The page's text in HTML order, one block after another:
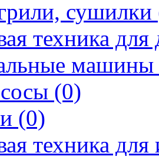
сушилки
техника
машины
(0)
(0)
техника